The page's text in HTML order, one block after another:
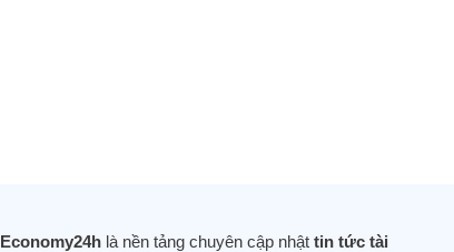
Economy24h là nền tảng chuyên cập nhậttin tức tài